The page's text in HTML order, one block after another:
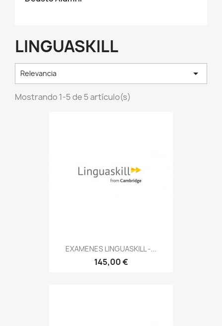
LINGUASKILL
Relevancia 
Mostrando 1-5 de 5 artículo(s)
EXAMENES LINGUASKILL -...
145,00 €